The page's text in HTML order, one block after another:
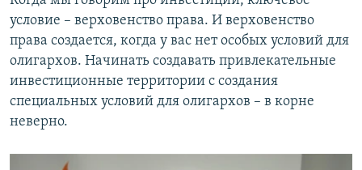
условие – верховенство права. И верховенство
права создается, когда у вас нет особых условий для
олигархов. Начинать создавать привлекательные
инвестиционные территории с создания
специальных условий для олигархов – в корне
неверно.